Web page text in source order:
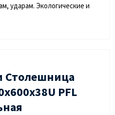
ударам. Экологические и
Столешница
PFL